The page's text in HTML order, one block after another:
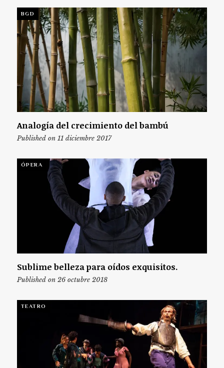
BGD
Analogía del crecimiento del bambú
Published on 11 diciembre 2017
ÓPERA
Sublime belleza para oídos exquisitos.
Published on 26 octubre 2018
TEATRO